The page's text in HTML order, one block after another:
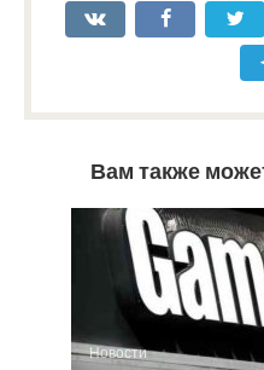
Вам также
Новости